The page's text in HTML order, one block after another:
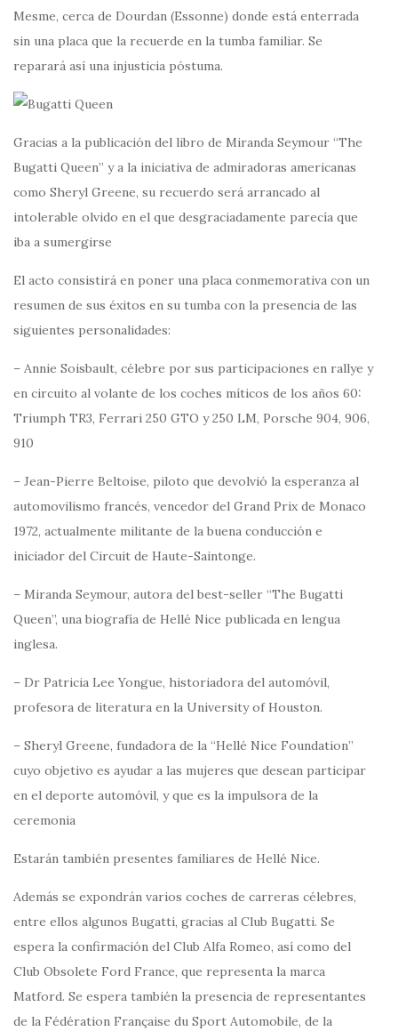
Mesme, cerca de Dourdan (Essonne) donde está enterrada
sin una placa que la recuerde en la tumba familiar. Se
reparará así una injusticia póstuma.
Gracias a la publicación del libro de Miranda Seymour “The
Bugatti Queen” y a la iniciativa de admiradoras americanas
como Sheryl Greene, su recuerdo será arrancado al
intolerable olvido en el que desgraciadamente parecía que
iba a sumergirse
El acto consistirá en poner una placa conmemorativa con un
resumen de sus éxitos en su tumba con la presencia de las
siguientes personalidades:
– Annie Soisbault, célebre por sus participaciones en rallye y
en circuito al volante de los coches míticos de los años 60:
Triumph TR3, Ferrari 250 GTO y 250 LM, Porsche 904, 906,
910
– Jean-Pierre Beltoise, piloto que devolvió la esperanza al
automovilismo francés, vencedor del Grand Prix de Monaco
1972, actualmente militante de la buena conducción e
iniciador del Circuit de Haute-Saintonge.
– Miranda Seymour, autora del best-seller “The Bugatti
Queen”, una biografía de Hellé Nice publicada en lengua
inglesa.
– Dr Patricia Lee Yongue, historiadora del automóvil,
profesora de literatura en la University of Houston.
– Sheryl Greene, fundadora de la “Hellé Nice Foundation”
cuyo objetivo es ayudar a las mujeres que desean participar
en el deporte automóvil, y que es la impulsora de la
ceremonia
Estarán también presentes familiares de Hellé Nice.
Además se expondrán varios coches de carreras célebres,
entre ellos algunos Bugatti, gracias al Club Bugatti. Se
espera la confirmación del Club Alfa Romeo, así como del
Club Obsolete Ford France, que representa la marca
Matford. Se espera también la presencia de representantes
de la Fédération Française du Sport Automobile, de la